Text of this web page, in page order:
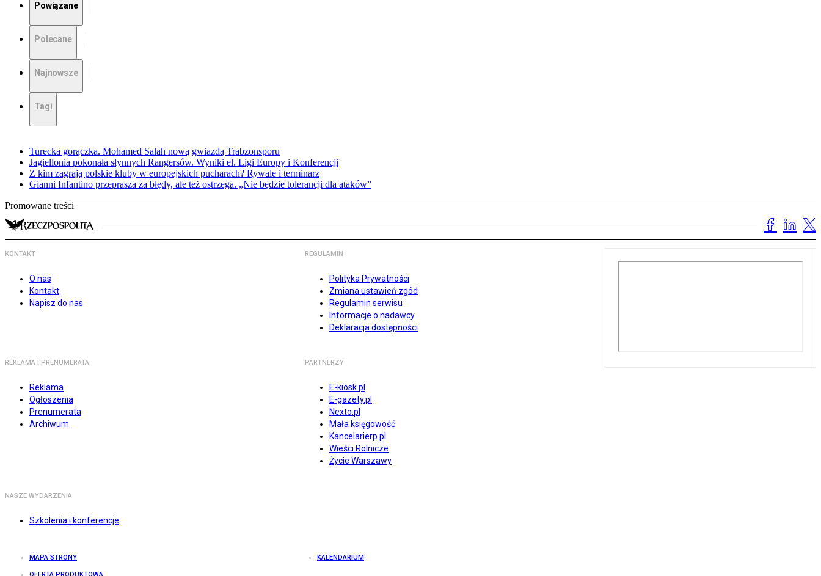
Powiązane
Polecane
Najnowsze
Tagi
Turecka gorączka. Mohamed Salah nową gwiazdą Trabzonsporu
Jagiellonia pokonała słynnych Rangersów. Wyniki el. Ligi Europy i Konferencji
Z kim zagrają polskie kluby w europejskich pucharach? Rywale i terminarz
Gianni Infantino przeprasza za błędy, ale też ostrzega. „Nie będzie tolerancji dla ataków”
Promowane treści
KONTAKT
O nas
Kontakt
Napisz do nas
REGULAMIN
Polityka Prywatności
Zmiana ustawień zgód
Regulamin serwisu
Informacje o nadawcy
Deklaracja dostępności
REKLAMA I PRENUMERATA
Reklama
Ogłoszenia
Prenumerata
Archiwum
PARTNERZY
E-kiosk.pl
E-gazety.pl
Nexto.pl
Mała księgowość
Kancelarierp.pl
Wieści Rolnicze
Życie Warszawy
NASZE WYDARZENIA
Szkolenia i konferencje
MAPA STRONY KALENDARIUM